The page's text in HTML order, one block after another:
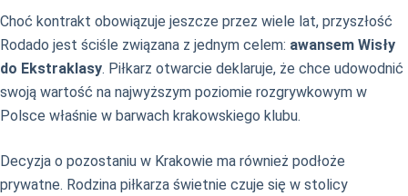
Choć kontrakt obowiązuje jeszcze przez wiele lat, przyszłość
Rodado jest ściśle związana z jednym celem: awansem Wisły
do Ekstraklasy. Piłkarz otwarcie deklaruje, że chce udowodnić
swoją wartość na najwyższym poziomie rozgrywkowym w
Polsce właśnie w barwach krakowskiego klubu.
Decyzja o pozostaniu w Krakowie ma również podłoże
prywatne. Rodzina piłkarza świetnie czuje się w stolicy